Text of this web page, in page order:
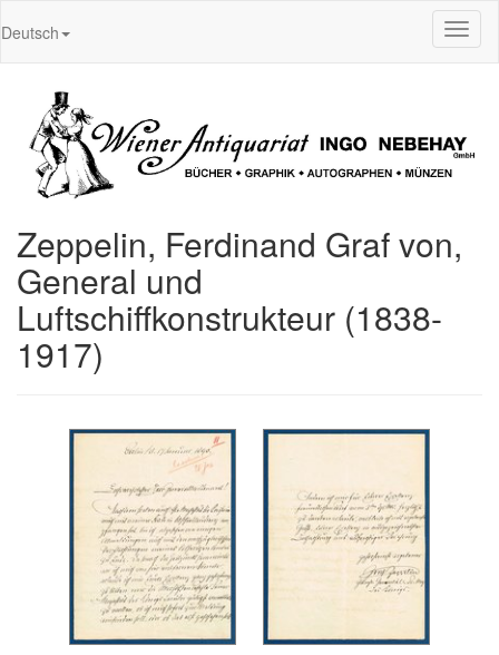
Deutsch
Zeppelin, Ferdinand Graf von,
General und
Luftschiffkonstrukteur (1838-
1917)